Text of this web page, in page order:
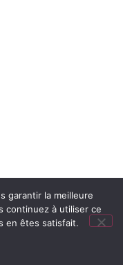
garantir la meilleure
continuez à utiliser ce
en êtes satisfait.